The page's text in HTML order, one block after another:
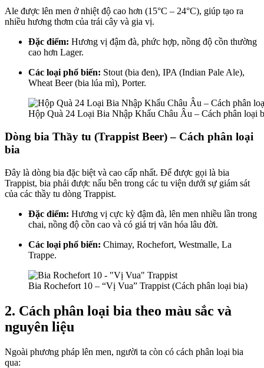
Ale được lên men ở nhiệt độ cao hơn (15°C – 24°C), giúp tạo ra
nhiều hương thơm của trái cây và gia vị.
Đặc điểm: Hương vị đậm đà, phức hợp, nồng độ cồn thường
cao hơn Lager.
Các loại phổ biến: Stout (bia đen), IPA (Indian Pale Ale),
Wheat Beer (bia lúa mì), Porter.
Hộp Quà 24 Loại Bia Nhập Khẩu Châu Âu – Cách phân loại
Dòng bia Thầy tu (Trappist Beer) – Cách phân loại
bia
Đây là dòng bia đặc biệt và cao cấp nhất. Để được gọi là bia
Trappist, bia phải được nấu bên trong các tu viện dưới sự giám sát
của các thầy tu dòng Trappist.
Đặc điểm: Hương vị cực kỳ đậm đà, lên men nhiều lần trong
chai, nồng độ cồn cao và có giá trị văn hóa lâu đời.
Các loại phổ biến: Chimay, Rochefort, Westmalle, La
Trappe.
Bia Rochefort 10 – “Vị Vua” Trappist (Cách phân loại bia)
2. Cách phân loại bia theo màu sắc và
nguyên liệu
Ngoài phương pháp lên men, người ta còn có cách phân loại bia
qua: